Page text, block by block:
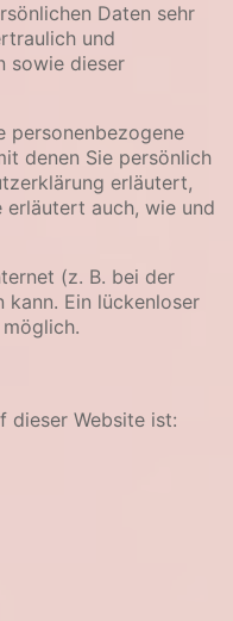
Daten sehr
und
sowie dieser
personenbezogene
denen Sie persönlich
erläutert,
auch, wie und
(z. B. bei der
kann. Ein lückenloser
dieser Website ist: